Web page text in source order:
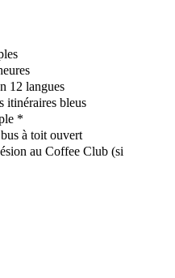
12 langues
itinéraires bleus
*
à toit ouvert
au Coffee Club (si